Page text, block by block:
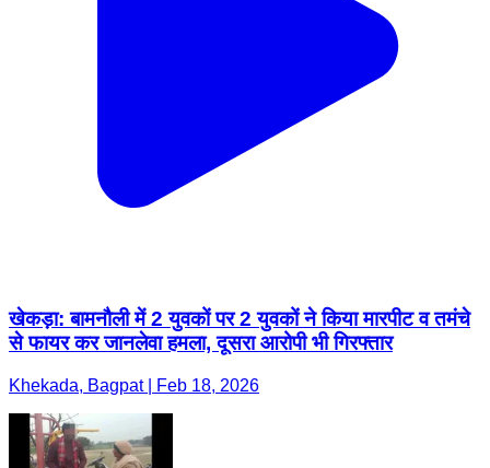
खेकड़ा: बामनौली में 2 युवकों पर 2 युवकों ने किया मारपीट व तमंचे
से फायर कर जानलेवा हमला, दूसरा आरोपी भी गिरफ्तार
Khekada, Bagpat | Feb 18, 2026